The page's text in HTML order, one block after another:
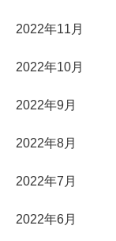
2022年11月
2022年10月
2022年9月
2022年8月
2022年7月
2022年6月